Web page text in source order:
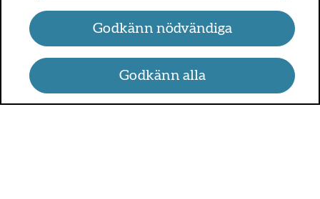
Godkänn nödvändiga
Godkänn alla